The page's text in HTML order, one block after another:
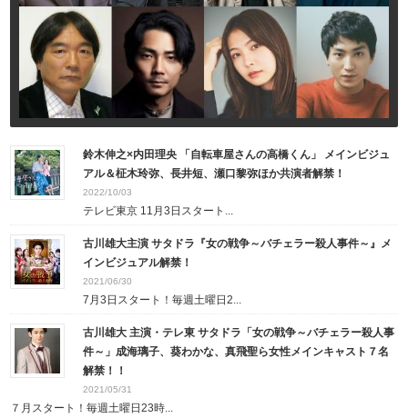
鈴木伸之×内田理央 「自転車屋さんの高橋くん」 メインビジュ
アル＆柾木玲弥、長井短、瀬口黎弥ほか共演者解禁！
2022/10/03
テレビ東京 11月3日スタート...
古川雄大主演 サタドラ『女の戦争～バチェラー殺人事件～』メ
インビジュアル解禁！
2021/06/30
7月3日スタート！毎週土曜日2...
古川雄大 主演・テレ東 サタドラ「女の戦争～バチェラー殺人事
件～」成海璃子、葵わかな、真飛聖ら女性メインキャスト７名
解禁！！
2021/05/31
７月スタート！毎週土曜日23時...